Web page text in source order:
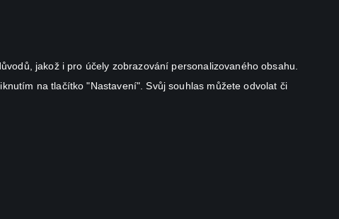
jakož i pro účely zobrazování personalizovaného obsahu.
na tlačítko "Nastavení". Svůj souhlas můžete odvolat či
Canal+ Luxembourg S. à r.l. se sídlem Rue Albert Borschette 4,